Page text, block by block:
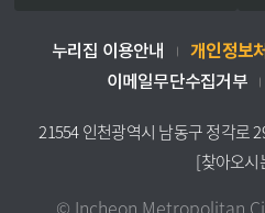
누리집 이용안내 개인정보
이메일무단수집거부
21554 인천광역시 남동구 정각로
[찾아오시
© Incheon Metropolitan